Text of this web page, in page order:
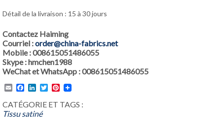
Détail de la livraison : 15 à 30 jours
Contactez Haiming
Courriel :order@china-fabrics.net
Mobile : 008615051486055
Skype : hmchen1988
WeChat et WhatsApp : 008615051486055
EmailFacebook
LinkedIn
TwitterPinterest
CATÉGORIE ET TAGS :
Tissu satiné